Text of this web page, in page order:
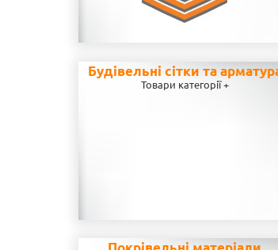
Будівельні сітки та
Товари категорії +